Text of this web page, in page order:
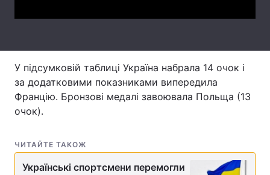
Інтерв'ю Думки
Контакти
Послуги
У підсумковій таблиці Україна набрала 14 очок і
за додатковими показниками випередила
Францію. Бронзові медалі завоювала Польща (13
очок).
ЧИТАЙТЕ ТАКОЖ
Українські спортсмени перемогли